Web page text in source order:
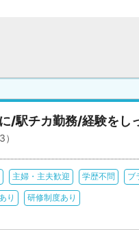
/駅チカ勤務/経験をし
主婦・主夫歓迎 学歴不問 ブ
り 研修制度あり